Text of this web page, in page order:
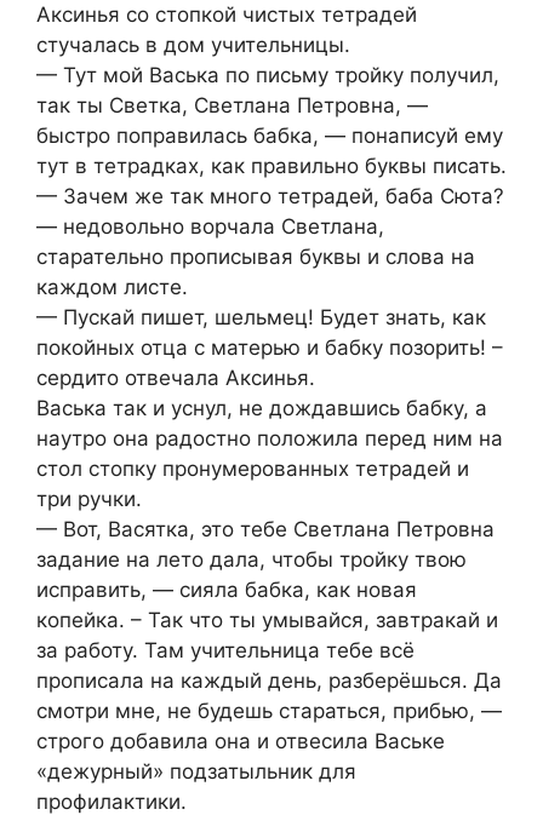
Аксинья со стопкой чистых тетрадей
стучалась в дом учительницы.
— Тут мой Васька по письму тройку получил,
так ты Светка, Светлана Петровна, —
быстро поправилась бабка, — понаписуй ему
тут в тетрадках, как правильно буквы писать.
— Зачем же так много тетрадей, баба Сюта?
— недовольно ворчала Светлана,
старательно прописывая буквы и слова на
каждом листе.
— Пускай пишет, шельмец! Будет знать, как
покойных отца с матерью и бабку позорить! –
сердито отвечала Аксинья.
Васька так и уснул, не дождавшись бабку, а
наутро она радостно положила перед ним на
стол стопку пронумерованных тетрадей и
три ручки.
— Вот, Васятка, это тебе Светлана Петровна
задание на лето дала, чтобы тройку твою
исправить, — сияла бабка, как новая
копейка. – Так что ты умывайся, завтракай и
за работу. Там учительница тебе всё
прописала на каждый день, разберёшься. Да
смотри мне, не будешь стараться, прибью, —
строго добавила она и отвесила Ваське
«дежурный» подзатыльник для
профилактики.